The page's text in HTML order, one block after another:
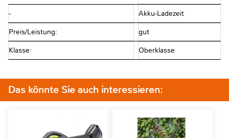
- Akku-Ladezeit
Preis/Leistung: gut
Klasse: Oberklasse
Das könnte Sie auch interessieren: